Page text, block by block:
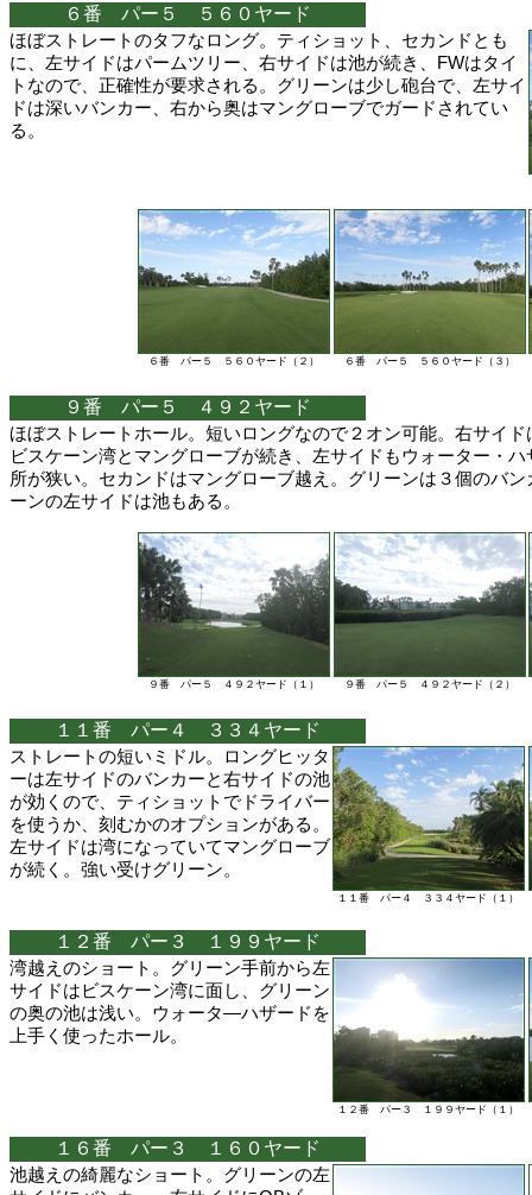
６番 パー５ ５６０ヤード
ほぼストレートのタフなロング。ティショット、セカンドとも
に、左サイドはパームツリー、右サイドは池が続き、FWはタイ
トなので、正確性が要求される。グリーンは少し砲台で、左サイ
ドは深いバンカー、右から奥はマングローブでガードされてい
る。
６番 パー５ ５６０ヤード（３）
６番 パー５ ５６０ヤード（２）
９番 パー５ ４９２ヤード
ほぼストレートホール。短いロングなので２オン可能。右サイ
ビスケーン湾とマングローブが続き、左サイドもウォーター・
所が狭い。セカンドはマングローブ越え。グリーンは３個のバ
ーンの左サイドは池もある。
９番 パー５ ４９２ヤード（２）
９番 パー５ ４９２ヤード（１）
１１番 パー４ ３３４ヤード
１１番 パー４ ３３４ヤード（１）
ストレートの短いミドル。ロングヒッタ
ーは左サイドのバンカーと右サイドの池
が効くので、ティショットでドライバー
を使うか、刻むかのオプションがある。
左サイドは湾になっていてマングローブ
が続く。強い受けグリーン。
１２番 パー３ １９９ヤード
１２番 パー３ １９９ヤード（１）
湾越えのショート。グリーン手前から左
サイドはビスケーン湾に面し、グリーン
の奥の池は浅い。ウォータ―ハザードを
上手く使ったホール。
１６番 パー３ １６０ヤード
池越えの綺麗なショート。グリーンの左